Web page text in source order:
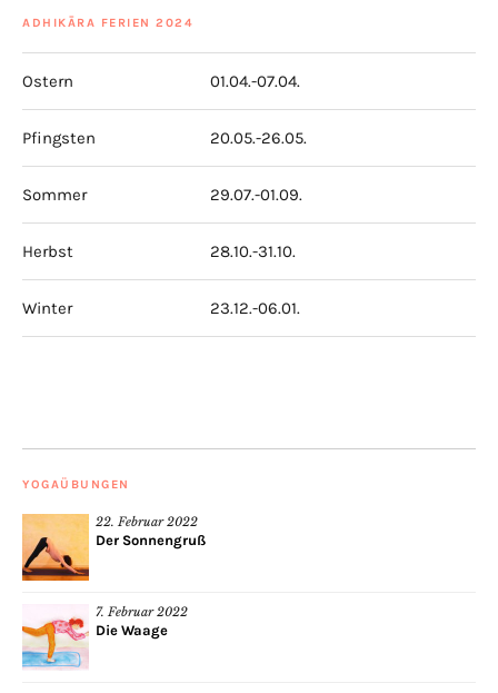
ADHIKĀRA FERIEN 2024
Ostern 01.04.-07.04.
Pfingsten 20.05.-26.05.
Sommer 29.07.-01.09.
Herbst 28.10.-31.10.
Winter 23.12.-06.01.
YOGAÜBUNGEN
22. Februar 2022
Der Sonnengruß
7. Februar 2022
Die Waage